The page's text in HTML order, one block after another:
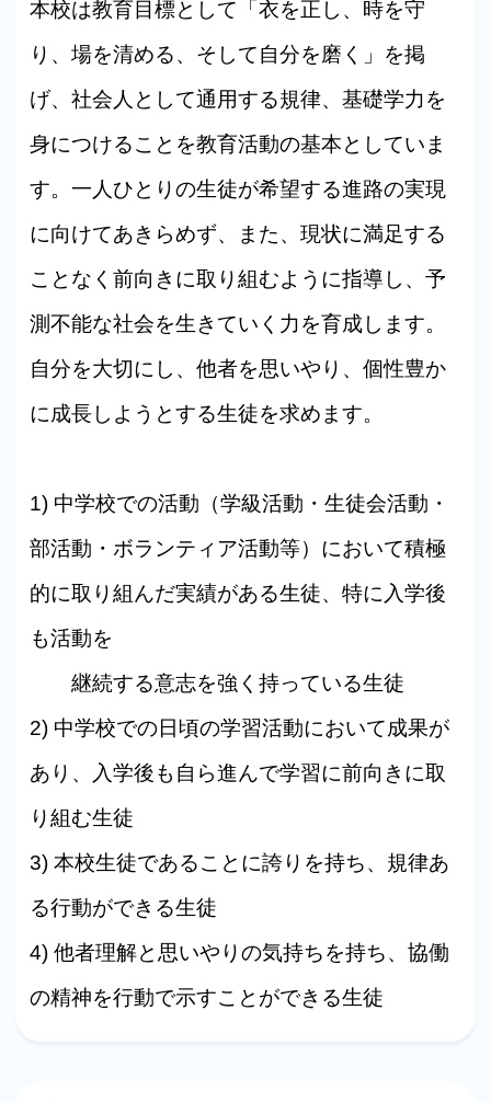
本校は教育目標として「衣を正し、時を守
り、場を清める、そして自分を磨く」を掲
げ、社会人として通用する規律、基礎学力を
身につけることを教育活動の基本としていま
す。一人ひとりの生徒が希望する進路の実現
に向けてあきらめず、また、現状に満足する
ことなく前向きに取り組むように指導し、予
測不能な社会を生きていく力を育成します。
自分を大切にし、他者を思いやり、個性豊か
に成長しようとする生徒を求めます。
1) 中学校での活動（学級活動・生徒会活動・
部活動・ボランティア活動等）において積極
的に取り組んだ実績がある生徒、特に入学後
も活動を
継続する意志を強く持っている生徒
2) 中学校での日頃の学習活動において成果が
あり、入学後も自ら進んで学習に前向きに取
り組む生徒
3) 本校生徒であることに誇りを持ち、規律あ
る行動ができる生徒
4) 他者理解と思いやりの気持ちを持ち、協働
の精神を行動で示すことができる生徒